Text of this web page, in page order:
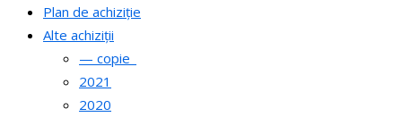
Plan de achiziție
Alte achiziții
— copie_
2021
2020